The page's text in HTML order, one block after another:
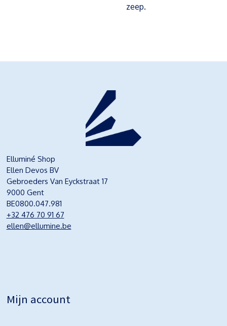
zeep.
Elluminé Shop
Ellen Devos BV
Gebroeders Van Eyckstraat 17
9000 Gent
BE0800.047.981
+32 476 70 91 67
ellen@ellumine.be
Mijn account